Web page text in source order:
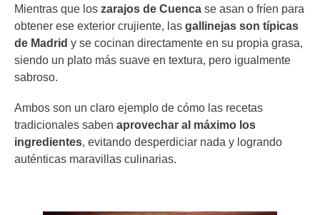
Mientras que los zarajos de Cuenca se asan o fríen para
obtener ese exterior crujiente, las gallinejas son típicas
de Madrid y se cocinan directamente en su propia grasa,
siendo un plato más suave en textura, pero igualmente
sabroso.
Ambos son un claro ejemplo de cómo las recetas
tradicionales saben aprovechar al máximo los
ingredientes, evitando desperdiciar nada y logrando
auténticas maravillas culinarias.